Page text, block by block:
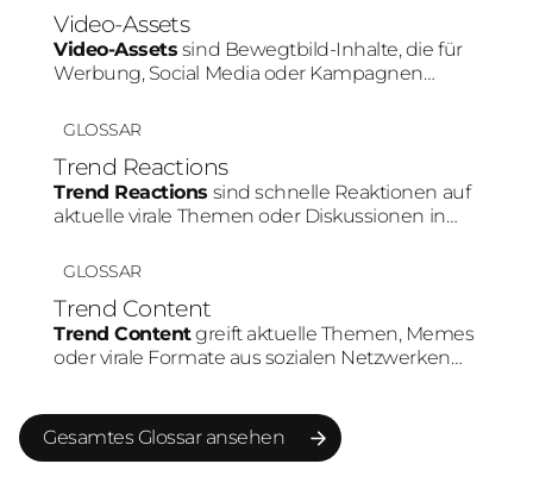
Video-Assets
Video-Assets sind Bewegtbild-Inhalte, die für
Werbung, Social Media oder Kampagnen
wie TikTok oder Instagram erzielen Videos
Engagement-Raten als statische Inhalte.
GLOSSAR
Trend Reactions
Trend Reactions sind schnelle Reaktionen auf
aktuelle virale Themen oder Diskussionen in
Geschwindigkeit können Marken ihre Relevanz
Community-Gespräche eingebunden werden.
GLOSSAR
Trend Content
Trend Contentgreift aktuelle Themen, Memes
oder virale Formate aus sozialen Netzwerken
Plattform-Dynamiken zu werden.
Gesamtes Glossar ansehen
Gesamtes Glossar ansehen